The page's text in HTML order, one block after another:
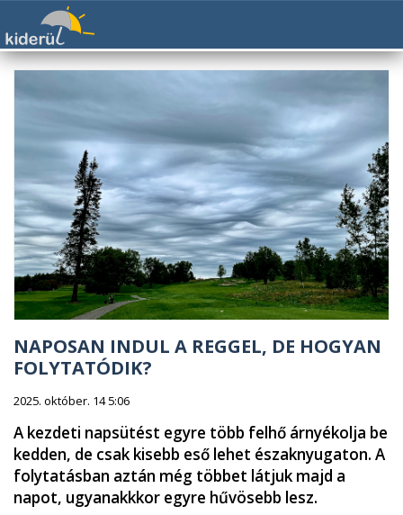
NAPOSAN INDUL A REGGEL, DE HOGYAN
FOLYTATÓDIK?
2025. október. 14 5:06
A kezdeti napsütést egyre több felhő árnyékolja be
kedden, de csak kisebb eső lehet északnyugaton. A
folytatásban aztán még többet látjuk majd a
napot, ugyanakkkor egyre hűvösebb lesz.